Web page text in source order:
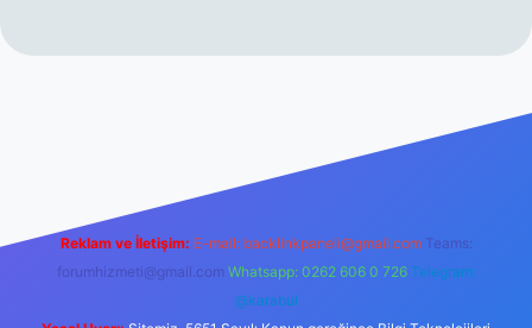
Reklam ve İletişim: E-mail: backlinkpaneli@gmail.com Teams:
forumhizmeti@gmail.com Whatsapp: 0262 606 0 726 Telegram:
@karabul